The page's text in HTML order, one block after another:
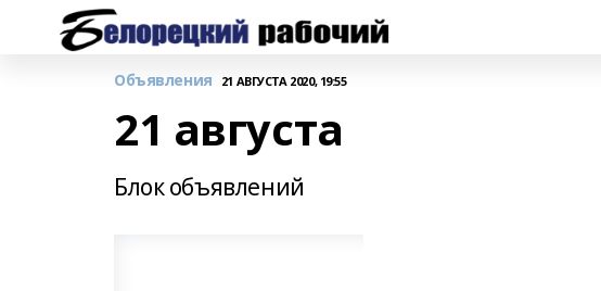
Объявления 21 АВГУСТА 2020, 19:55
21 августа
Блок объявлений